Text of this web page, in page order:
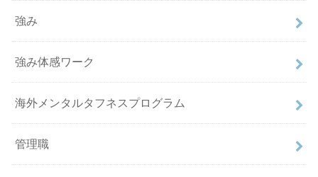
強み
強み体感ワーク
海外メンタルタフネスプログラム
管理職